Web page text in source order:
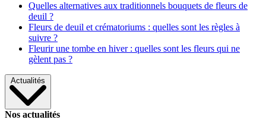
Quelles alternatives aux traditionnels bouquets de fleurs de
deuil ?
Fleurs de deuil et crématoriums : quelles sont les règles à
suivre ?
Fleurir une tombe en hiver : quelles sont les fleurs qui ne
gèlent pas ?
Actualités
Nos actualités